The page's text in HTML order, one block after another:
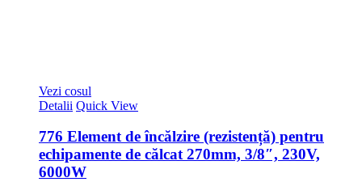
Vezi cosul
Detalii Quick View
776 Element de încălzire (rezistență) pentru
echipamente de călcat 270mm, 3/8″, 230V,
6000W